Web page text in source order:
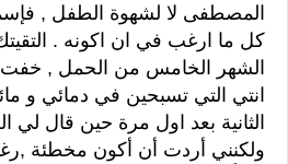
المصطفى لا لشهوة الطفل ,
كل ما ارغب في ان اكونه .
الشهر الخامس من الحمل , خفت
انتي التي تسبحين في دمائي و
الثانية بعد اول مرة حين قال لي
ولكنني أردت أن أكون مخطئة